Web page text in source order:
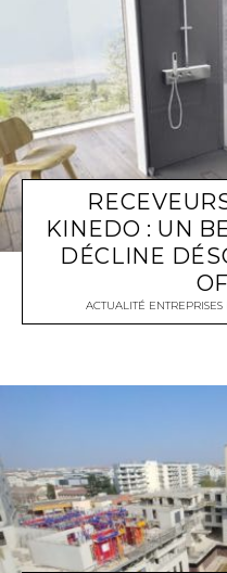
KINEDO : UN
DÉCLINE
ACTUALITÉ ENTREPRISES